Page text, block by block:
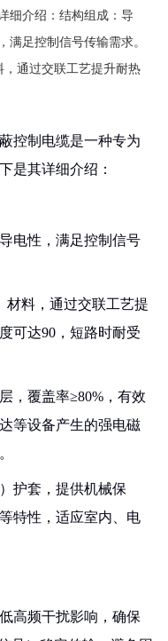
细介绍：结构组成：导
满足控制信号传输需求。
通过交联工艺提升耐热
控制电缆是一种专为
是其详细介绍：
电性，满足控制信号
材料，通过交联工艺提
可达90，短路时耐受
，覆盖率≥80%，有效
等设备产生的强电磁
护套，提供机械保
特性，适应室内、电
高频干扰影响，确保